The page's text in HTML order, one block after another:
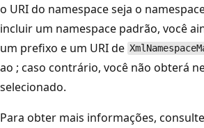
o URI do namespace seja o
incluir um namespace padrão, você
um prefixo e um URI de
ao ; caso contrário, você não obterá
selecionado.
Para obter mais informações, consulte